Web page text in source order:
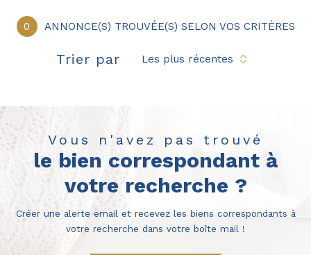
0 ANNONCE(S) TROUVÉE(S) SELON VOS CRITÈRES
Trier par Les plus récentes
Vous n'avez pas trouvé
le bien correspondant à
votre recherche ?
Créer une alerte email et recevez les biens correspondants à
votre recherche dans votre boîte mail !